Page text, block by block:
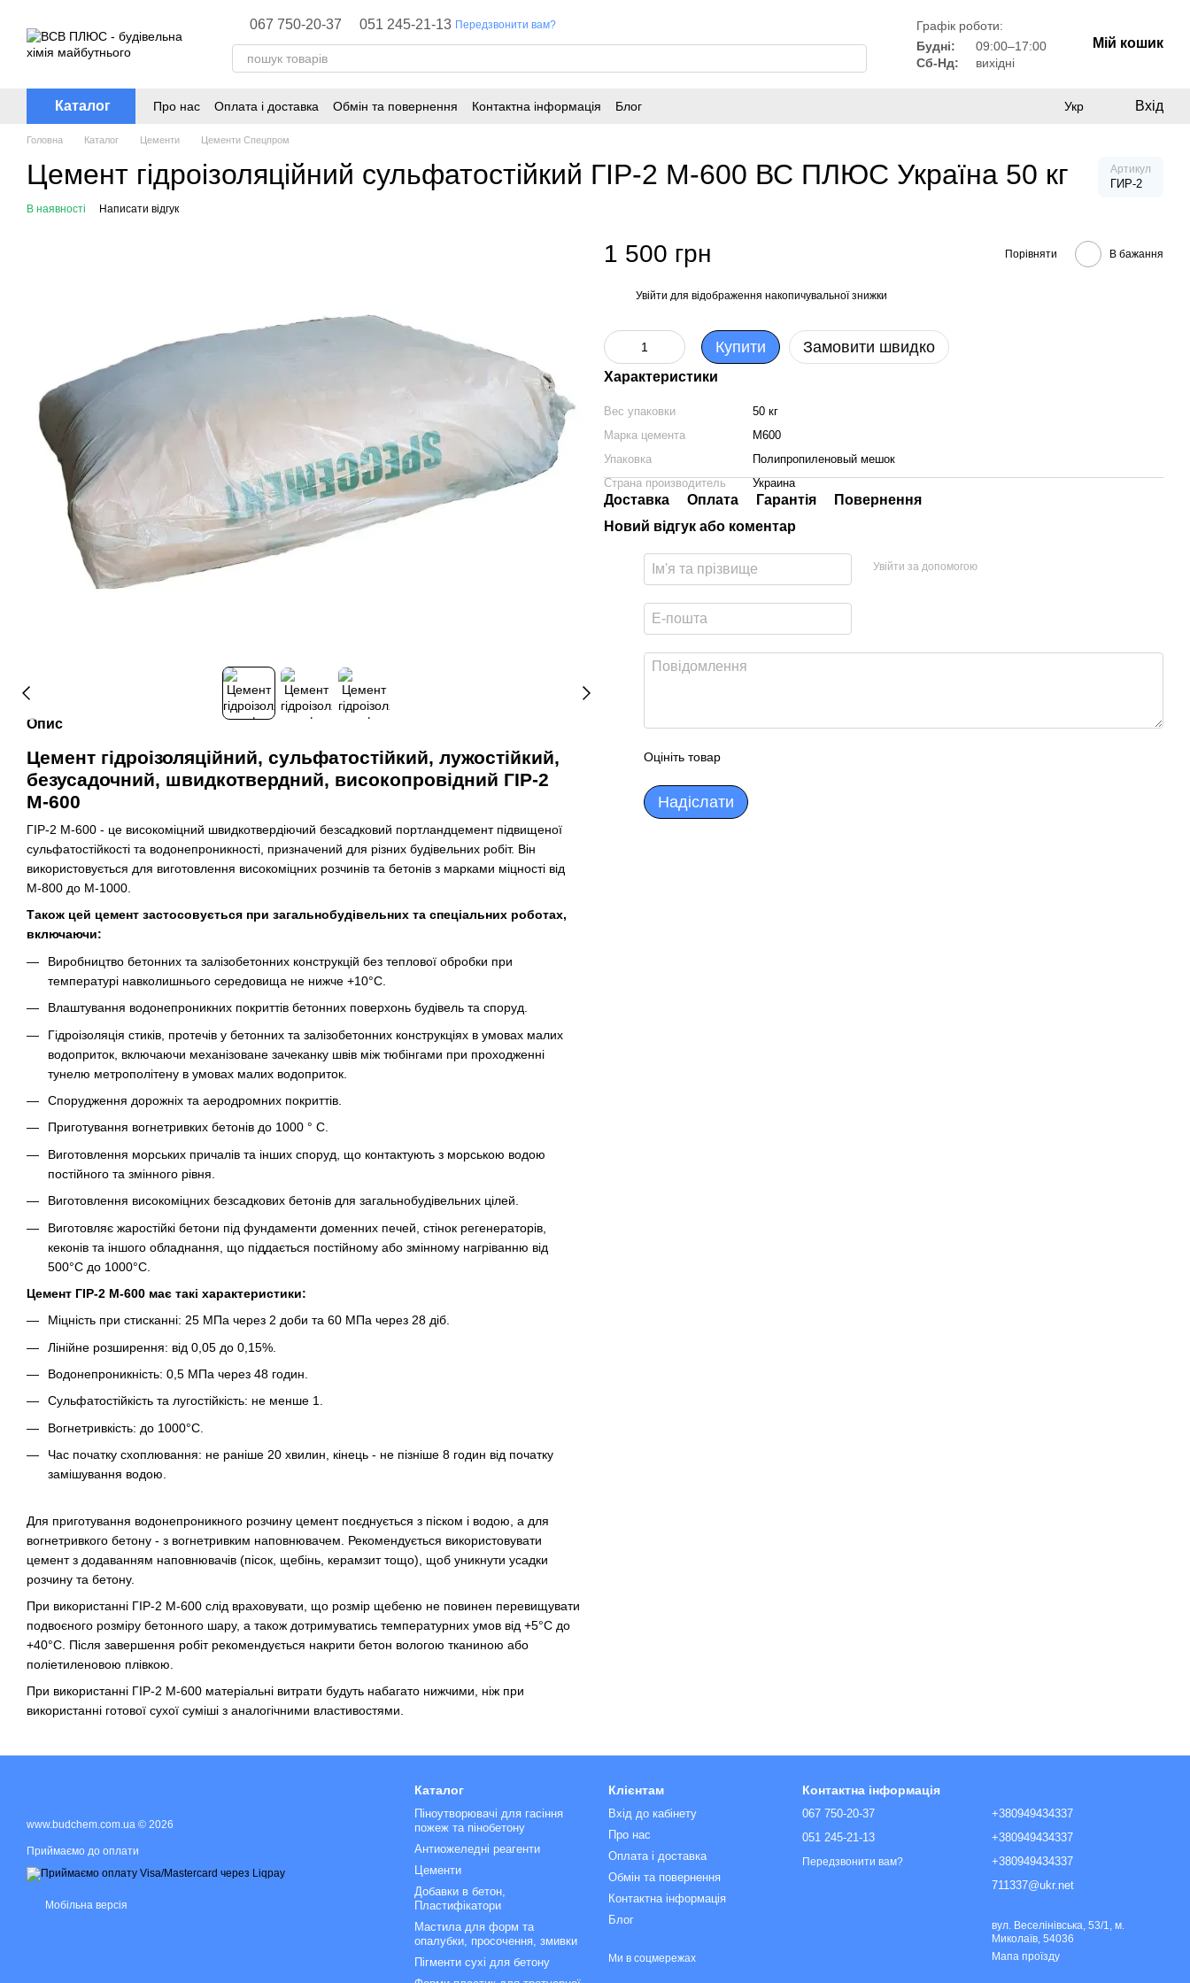
067 750-20-37 051 245-21-13 Передзвонити вам?
Графік роботи:
Будні:
09:00–17:00
Сб-Нд:
вихідні
Мій кошик
Каталог Про нас Оплата і доставка Обмін та повернення Контактна інформація Блог Укр Вхід
Головна Каталог Цементи Цементи Спецпром
Цемент гідроізоляційний сульфатостійкий ГІР-2 М-600 ВС ПЛЮС Україна 50 кг Артикул
ГИР-2
В наявності Написати відгук
Опис
Цемент гідроізоляційний, сульфатостійкий, лужостійкий,
безусадочний, швидкотвердний, високопровідний ГІР-2
М-600
ГІР-2 М-600 - це високоміцний швидкотвердіючий безсадковий портландцемент підвищеної
сульфатостійкості та водонепроникності, призначений для різних будівельних робіт. Він
використовується для виготовлення високоміцних розчинів та бетонів з марками міцності від
М-800 до М-1000.
Також цей цемент застосовується при загальнобудівельних та спеціальних роботах,
включаючи:
Виробництво бетонних та залізобетонних конструкцій без теплової обробки при
температурі навколишнього середовища не нижче +10°С.
Влаштування водонепроникних покриттів бетонних поверхонь будівель та споруд.
Гідроізоляція стиків, протечів у бетонних та залізобетонних конструкціях в умовах малих
водоприток, включаючи механізоване зачеканку швів між тюбінгами при проходженні
тунелю метрополітену в умовах малих водоприток.
Спорудження дорожніх та аеродромних покриттів.
Приготування вогнетривких бетонів до 1000 ° C.
Виготовлення морських причалів та інших споруд, що контактують з морською водою
постійного та змінного рівня.
Виготовлення високоміцних безсадкових бетонів для загальнобудівельних цілей.
Виготовляє жаростійкі бетони під фундаменти доменних печей, стінок регенераторів,
кеконів та іншого обладнання, що піддається постійному або змінному нагріванню від
500°C до 1000°C.
Цемент ГІР-2 М-600 має такі характеристики:
Міцність при стисканні: 25 МПа через 2 доби та 60 МПа через 28 діб.
Лінійне розширення: від 0,05 до 0,15%.
Водонепроникність: 0,5 МПа через 48 годин.
Сульфатостійкість та лугостійкість: не менше 1.
Вогнетривкість: до 1000°C.
Час початку схоплювання: не раніше 20 хвилин, кінець - не пізніше 8 годин від початку
замішування водою.
Для приготування водонепроникного розчину цемент поєднується з піском і водою, а для
вогнетривкого бетону - з вогнетривким наповнювачем. Рекомендується використовувати
цемент з додаванням наповнювачів (пісок, щебінь, керамзит тощо), щоб уникнути усадки
розчину та бетону.
При використанні ГІР-2 М-600 слід враховувати, що розмір щебеню не повинен перевищувати
подвоєного розміру бетонного шару, а також дотримуватись температурних умов від +5°C до
+40°C. Після завершення робіт рекомендується накрити бетон вологою тканиною або
поліетиленовою плівкою.
При використанні ГІР-2 М-600 матеріальні витрати будуть набагато нижчими, ніж при
використанні готової сухої суміші з аналогічними властивостями.
1 500 грн Порівняти В бажання
Увійти для відображення накопичувальної знижки
Купити Замовити швидко
Характеристики
Вес упаковки
50 кг
Марка цемента
М600
Упаковка
Полипропиленовый мешок
Страна производитель
Украина
Доставка Оплата Гарантія
Повернення
Новий відгук або коментар
Увійти за допомогою
Оцініть товар
Надіслати
www.budchem.com.ua © 2026
Приймаємо до оплати
Мобільна версія
Каталог
Піноутворювачі для гасіння
пожеж та пінобетону
Антиожеледні реагенти
Цементи
Добавки в бетон,
Пластифікатори
Мастила для форм та
опалубки, просочення, змивки
Пігменти сухі для бетону
Клієнтам
Вхід до кабінету
Про нас
Оплата і доставка
Обмін та повернення
Контактна інформація
Блог
Ми в соцмережах
Контактна інформація
067 750-20-37
051 245-21-13
Передзвонити вам?
+380949434337
+380949434337
+380949434337
711337@ukr.net
вул. Веселінівська, 53/1, м.
Миколаїв, 54036
Мапа проїзду